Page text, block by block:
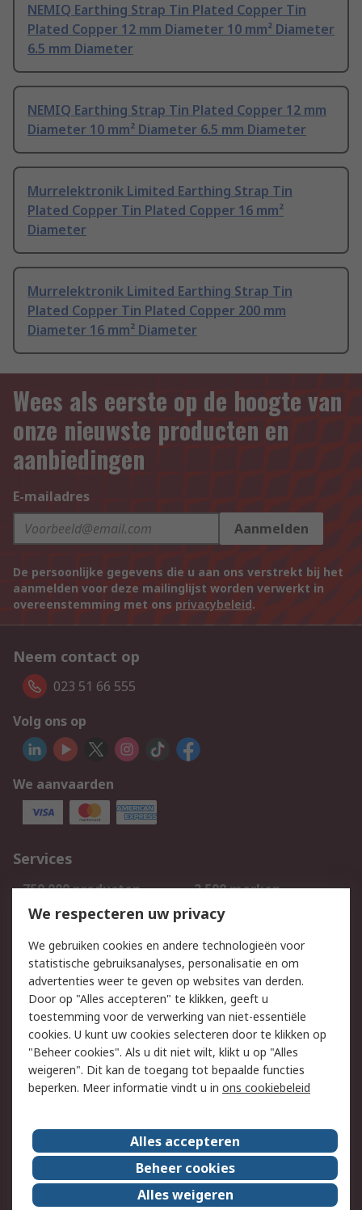
NEMIQ Earthing Strap Tin Plated Copper Tin
Plated Copper 12 mm Diameter 10 mm² Diameter
6.5 mm Diameter
NEMIQ Earthing Strap Tin Plated Copper 12 mm
Diameter 10 mm² Diameter 6.5 mm Diameter
Murrelektronik Limited Earthing Strap Tin
Plated Copper Tin Plated Copper 16 mm²
Diameter
Murrelektronik Limited Earthing Strap Tin
Plated Copper Tin Plated Copper 200 mm
Diameter 16 mm² Diameter
Wees als eerste op de hoogte van
onze nieuwste producten en
aanbiedingen
E-mailadres
Aanmelden
De persoonlijke gegevens die u aan ons verstrekt bij het
aanmelden voor deze mailinglijst worden verwerkt in
overeenstemming met ons privacybeleid.
Neem contact op
023 51 66 555
Volg ons op
We aanvaarden
Services
750.000 producten
2.500 merken
Bestellen
Inkoopoplossingen
Track & Trace
Wettelijk
Cookiebeleid
Email veiligheid
Privacybeleid
Websitevoorwaarden
Algemene
verkoopvoorwaarden
Over RS
RS Group
Over ons
RS wereldwijd
Werken bij RS
We respecteren uw privacy
We gebruiken cookies en andere technologieën voor
statistische gebruiksanalyses, personalisatie en om
advertenties weer te geven op websites van derden.
Door op "Alles accepteren" te klikken, geeft u
toestemming voor de verwerking van niet-essentiële
cookies. U kunt uw cookies selecteren door te klikken op
"Beheer cookies". Als u dit niet wilt, klikt u op "Alles
weigeren". Dit kan de toegang tot bepaalde functies
beperken. Meer informatie vindt u in ons cookiebeleid
Alles accepteren
Beheer cookies
Alles weigeren